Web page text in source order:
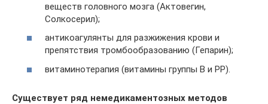
веществ головного мозга (Актовегин,
Солкосерил);
антикоагулянты для разжижения крови и
препятствия тромбообразованию (Гепарин);
витаминотерапия (витамины группы B и PP).
Существует ряд немедикаментозных методов